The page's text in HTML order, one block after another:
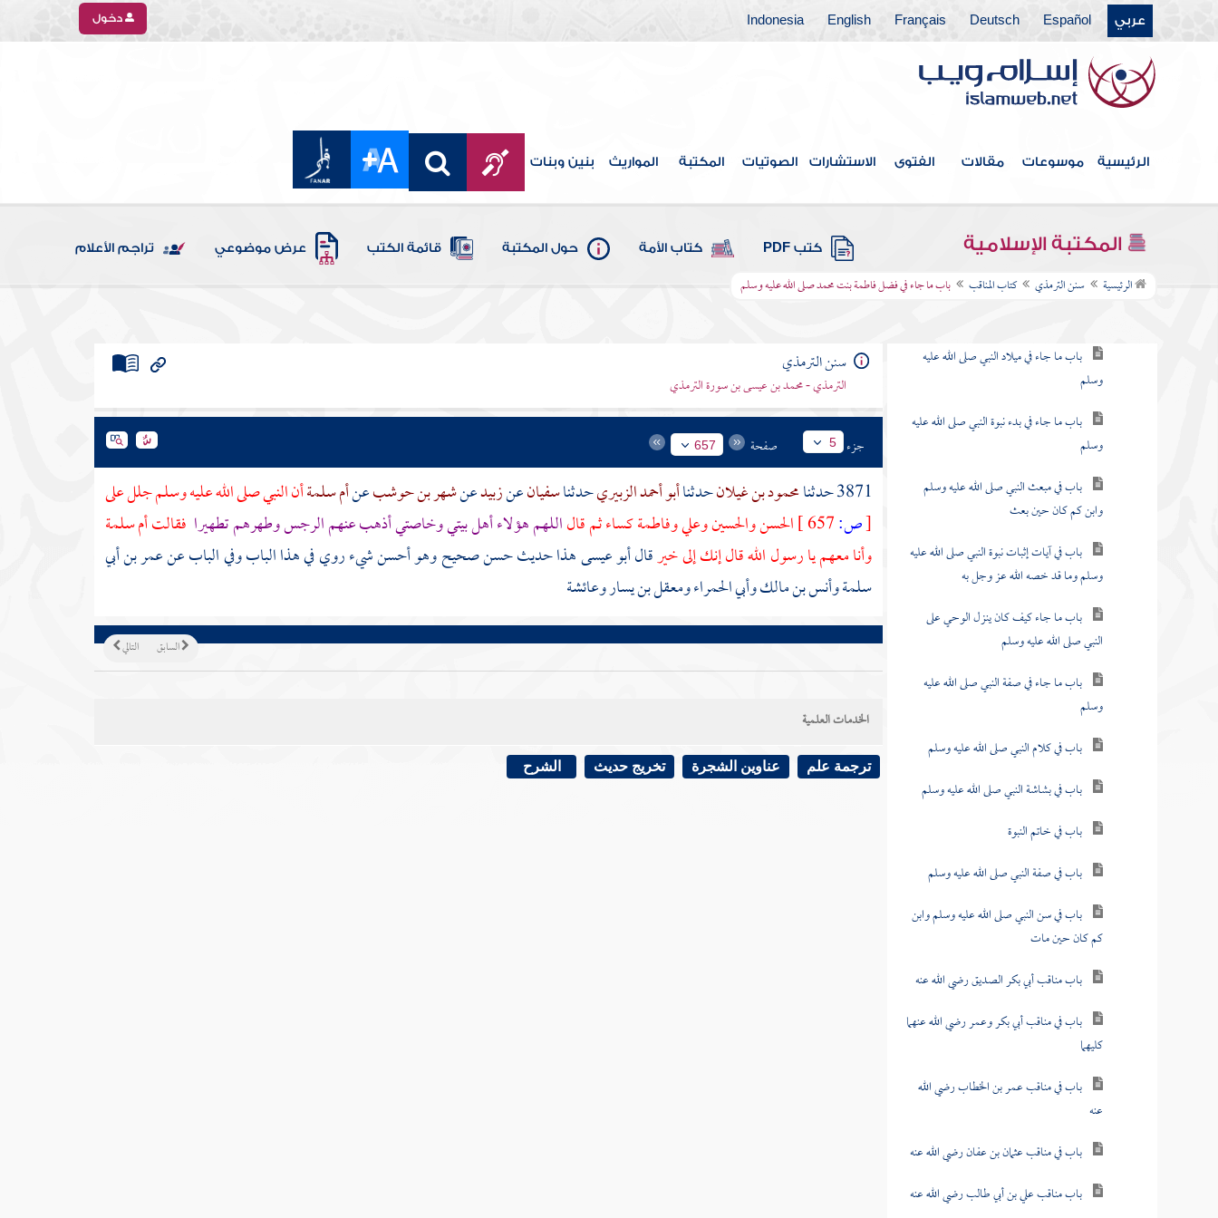
عربي Español
Deutsch
Français
English
Indonesia دخول
الرئيسية موسوعات مقالات الفتوى الاستشارات الصوتيات المكتبة المواريث بنين وبنات
المكتبة الإسلامية كتب PDF كتاب الأمة حول المكتبة قائمة الكتب عرض موضوعي تراجم الأعلام
الرئيسية سنن الترمذي كتاب المناقب باب ما جاء في فضل فاطمة بنت محمد صلى الله عليه وسلم
كتاب الأدب
كتاب الأمثال
كتاب فضائل القرآن
كتاب القراءات
كتاب تفسير القرآن
كتاب الدعوات
كتاب المناقب
باب ما جاء في ميلاد النبي صلى الله عليه
وسلم
باب ما جاء في بدء نبوة النبي صلى الله عليه
وسلم
باب في مبعث النبي صلى الله عليه وسلم
وابن كم كان حين بعث
باب في آيات إثبات نبوة النبي صلى الله عليه
وسلم وما قد خصه الله عز وجل به
باب ما جاء كيف كان ينزل الوحي على
النبي صلى الله عليه وسلم
باب ما جاء في صفة النبي صلى الله عليه
وسلم
باب في كلام النبي صلى الله عليه وسلم
باب في بشاشة النبي صلى الله عليه وسلم
باب في خاتم النبوة
باب في صفة النبي صلى الله عليه وسلم
باب في سن النبي صلى الله عليه وسلم وابن
كم كان حين مات
باب مناقب أبي بكر الصديق رضي الله عنه
باب في مناقب أبي بكر وعمر رضي الله عنهما
كليهما
باب في مناقب عمر بن الخطاب رضي الله
عنه
باب في مناقب عثمان بن عفان رضي الله عنه
باب مناقب علي بن أبي طالب رضي الله عنه
سنن الترمذي
الترمذي - محمد بن عيسى بن سورة الترمذي
جزء 5 صفحة 657
3871 حدثنا محمود بن غيلانحدثناأبو أحمد الزبيريحدثناسفيانعنزبيدعنشهر بن حوشبعنأم سلمةأن النبي صلى الله عليه وسلم جلل على
[ص: الحسنوالحسينوعليوفاطمةكساء ثم قالاللهم هؤلاء أهل بيتي وخاصتي أذهب عنهم الرجس وطهرهم تطهيرا فقالتأم سلمة
وأنا معهم يا رسول الله قال إنك إلى خيرقال أبو عيسى هذا حديث حسن صحيح وهو أحسن شيء روي في هذا الباب وفي الباب عن عمر بن أبي
سلمة وأنس بن مالك وأبي الحمراء ومعقل بن يسار وعائشة
التالي السابق
الخدمات العلمية
ترجمة علم عناوين الشجرة تخريج حديث الشرح